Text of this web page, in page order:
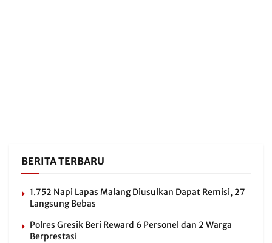
BERITA TERBARU
1.752 Napi Lapas Malang Diusulkan Dapat Remisi, 27
Langsung Bebas
Polres Gresik Beri Reward 6 Personel dan 2 Warga
Berprestasi